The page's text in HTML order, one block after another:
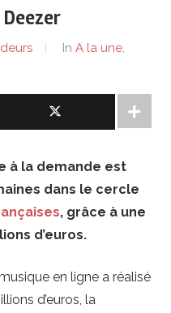
In A la une,
à la demande est
dans le cercle
, grâce à une
d’euros.
en ligne a réalisé
d’euros, la